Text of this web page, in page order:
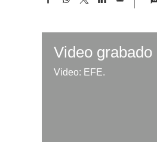
e
o
o
t
s
A
p
p
w
t
e
r
k
d
n
i